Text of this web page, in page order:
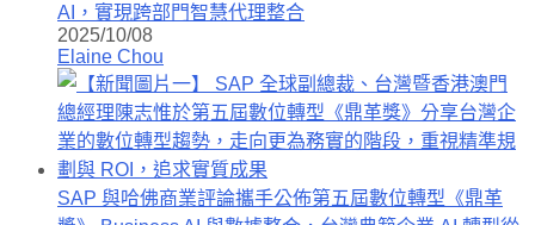
AI，實現跨部門智慧代理整合
2025/10/08
Elaine Chou
SAP 與哈佛商業評論攜手公佈第五屆數位轉型《鼎革